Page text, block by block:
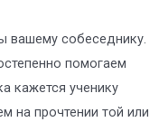
вашему собеседнику.
помогаем
кажется ученику
на прочтении той или